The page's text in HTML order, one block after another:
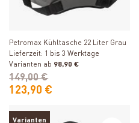
Petromax Kühltasche 22 Liter Grau
Lieferzeit: 1 bis 3 Werktage
Varianten ab 98,90 €
123,90 €
149,00 €
Varianten